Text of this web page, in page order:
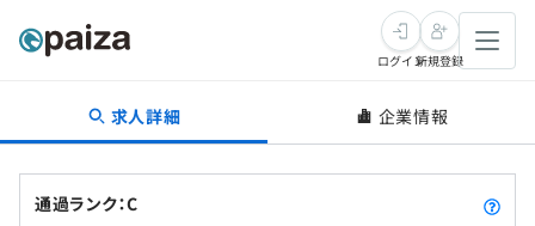
転職・キャリア
ログイン新規登録
求人詳細 企業情報
通過ランク：C